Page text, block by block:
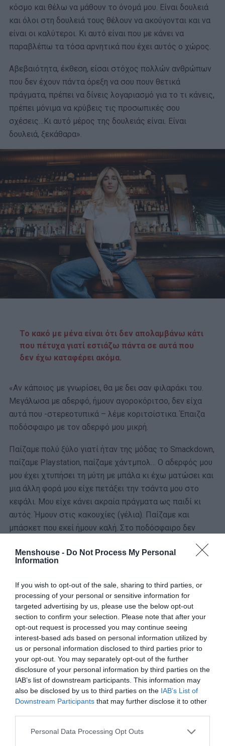
Menshouse - Do Not Process My Personal
Information
If you wish to opt-out of the sale, sharing to third parties, or
processing of your personal or sensitive information for
targeted advertising by us, please use the below opt-out
section to confirm your selection. Please note that after your
opt-out request is processed you may continue seeing
interest-based ads based on personal information utilized by
us or personal information disclosed to third parties prior to
your opt-out. You may separately opt-out of the further
disclosure of your personal information by third parties on the
IAB’s list of downstream participants. This information may
also be disclosed by us to third parties on the IAB’s List of
Downstream Participants that may further disclose it to other
Personal Data Processing Opt Outs
κόσμο και θέλω να μάθουν το όνομά μου. Είναι δουλειά
και όλοι στη δουλειά τους θέλουν να ακούγονται και να
είναι οι καλύτεροι. Κι αυτό είναι που με κάνει να
παραβλέπω τα τόσα αρνητικά που έχει αυτός ο χώρος.
Αβεβαιότητα, έκθεση, είσαι στόχος πολλών ανθρώπων
που δεν έχουν πάντα όρεξη να σου πουν θετικά
πράγματα, πρέπει να δίνεις λογαριασμό για το τι κάνεις,
πρέπει μόνιμα να κρύβεις τις προσωπικές σου
σχέσεις…Κι αυτό μέρος της δουλειάς είναι. Είναι
δουλειά, ξεκάθαρα».
Το κακό με μένα είναι ότι δεν απολαμβάνω κάτι
που πέτυχα γιατί εστιάζω πάντα σε αυτά που
δεν έχω καταφέρει ακόμα.
«Αν κάποιος με γνωρίσει, θα με δει σαν φιλαράκι του.
Μεγάλωσα με αδερφό, ήμουν αγοροκόριτσο, δεν είχα
αυτά που -στερεοτυπικά – λέμε κοριτσίστικα. Έπαιζα
ποδόσφαιρο με τον αδερφό μου μικρή.
Παίζαμε πολύ ξύλο γιατί ήταν της μόδας το Smackdown,
παίζαμε Playstation, παίζαμε χάντμπολ… Ο αδερφός μου
μου έχει χτυπήσει τη μύτη με μπάλα κι έχω ματώσει και
μια άλλη φορά μου είχε πετάξει την τσάντα μου στο
κεφάλι. Μου είχε κάνει ακραία πράγματα ως παιδί κι
αυτός. Ήμουν στις κακουχίες (γέλια). Παίζαμε και
μπάσκετ που εκεί ήμουν καλή. Στο ποδόσφαιρο δεν
«Στο σχολείο ήμουν υπερκοινωνική. Αλλά όταν γύριζα
βρισκόμουν εκτός σπιτιού. Στο δημοτικό αυτό.
Με παρακαλούσε τότε η μαμά μου να μιλάω και με άλλα
παιδάκια. Ενώ στο πλαίσιο του σχολείου είχα πάντα
ομάδες και πολλές παρέες, έφτασα γυμνάσιο για να
πάθω την μετάλλαξη και να αποκτήσω περισσότερες
φιλίες. Τότε ήθελα να κάνω παρέα με τους πάντες.
Μιλούσα στους πάντες, γνωστούς και αγνώστους. Δεν
είχα καμία εσωστρέφεια. Ήμουν, εννοείται σε 5μελη και